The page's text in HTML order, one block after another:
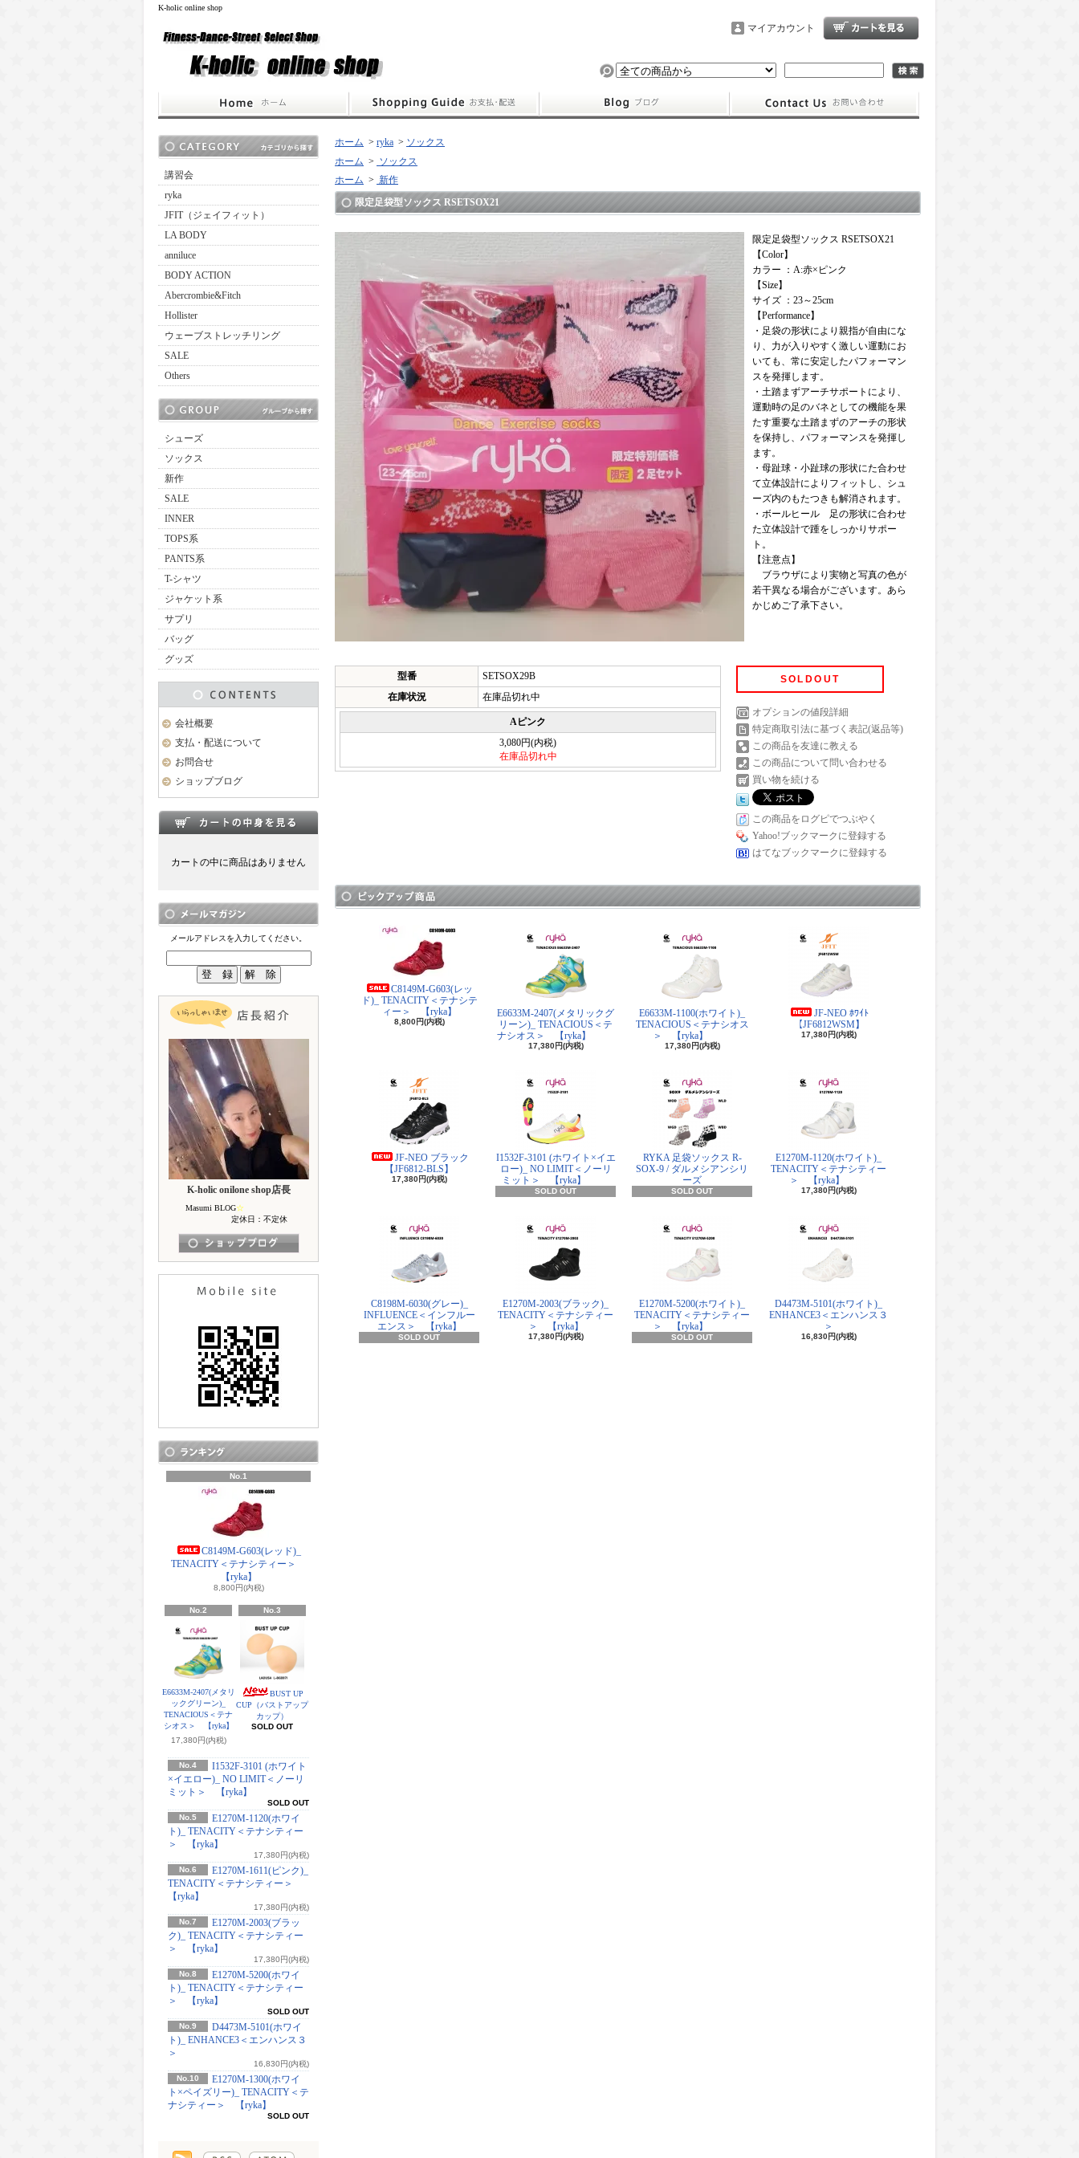
K-holic online shop
マイアカウント
講習会
ryka
JFIT（ジェイフィット）
LA BODY
anniluce
BODY ACTION
Abercrombie&Fitch
Hollister
ウェーブストレッチリング
SALE
Others
シューズ
ソックス
新作
SALE
INNER
TOPS系
PANTS系
T-シャツ
ジャケット系
サプリ
バッグ
グッズ
会社概要
支払・配送について
お問合せ
ショップブログ
カートの中に商品はありません
メールアドレスを入力してください。
K-holic onilone shop店長
Masumi BLOG☆
定休日：不定休
No.1
C8149M-G603(レッド)_
TENACITY＜テナシティー＞
【ryka】
8,800円(内税)
No.2
E6633M-2407(メタリ
ックグリーン)_
TENACIOUS＜テナ
シオス＞ 【ryka】
17,380円(内税)
No.3
BUST UP
CUP（バストアップ
カップ）
SOLD OUT
No.4
I1532F-3101 (ホワイト
×イエロー)_ NO LIMIT＜ノーリ
ミット＞ 【ryka】
SOLD OUT
No.5
E1270M-1120(ホワイ
ト)_ TENACITY＜テナシティー
＞ 【ryka】
17,380円(内税)
No.6
E1270M-1611(ピンク)_
TENACITY＜テナシティー＞
【ryka】
17,380円(内税)
No.7
E1270M-2003(ブラッ
ク)_ TENACITY＜テナシティー
＞ 【ryka】
17,380円(内税)
No.8
E1270M-5200(ホワイ
ト)_ TENACITY＜テナシティー
＞ 【ryka】
SOLD OUT
No.9
D4473M-5101(ホワイ
ト)_ ENHANCE3＜エンハンス３
＞
16,830円(内税)
No.10
E1270M-1300(ホワイ
ト×ペイズリー)_ TENACITY＜テ
ナシティー＞ 【ryka】
SOLD OUT
ホーム > ryka > ソックス
ホーム > ソックス
ホーム > 新作
限定足袋型ソックス RSETSOX21
限定足袋型ソックス RSETSOX21
【Color】
カラー ：A:赤×ピンク
【Size】
サイズ ：23～25cm
【Performance】
・足袋の形状により親指が自由にな
り、力が入りやすく激しい運動にお
いても、常に安定したパフォーマン
スを発揮します。
・土踏まずアーチサポートにより、
運動時の足のバネとしての機能を果
たす重要な土踏まずのアーチの形状
を保持し、パフォーマンスを発揮し
ます。
・母趾球・小趾球の形状にた合わせ
て立体設計によりフィットし、シュ
ーズ内のもたつきも解消されます。
・ボールヒール 足の形状に合わせ
た立体設計で踵をしっかりサポー
ト。
【注意点】
ブラウザにより実物と写真の色が
若干異なる場合がございます。あら
かじめご了承下さい。
型番
SETSOX29B
在庫状況
在庫品切れ中
Aピンク
3,080円(内税)
在庫品切れ中
SOLDOUT
オプションの値段詳細
特定商取引法に基づく表記(返品等)
この商品を友達に教える
この商品について問い合わせる
買い物を続ける
この商品をログピでつぶやく
Yahoo!ブックマークに登録する
はてなブックマークに登録する
C8149M-G603(レッ
ド)_ TENACITY＜テナシテ
ィー＞ 【ryka】
8,800円(内税)
E6633M-2407(メタリックグ
リーン)_ TENACIOUS＜テ
ナシオス＞ 【ryka】
17,380円(内税)
E6633M-1100(ホワイト)_
TENACIOUS＜テナシオス
＞ 【ryka】
17,380円(内税)
JF-NEO ﾎﾜｲﾄ
【JF6812WSM】
17,380円(内税)
JF-NEO ブラック
【JF6812-BLS】
17,380円(内税)
I1532F-3101 (ホワイト×イエ
ロー)_ NO LIMIT＜ノーリ
ミット＞ 【ryka】
SOLD OUT
RYKA 足袋ソックス R-
SOX-9 / ダルメシアンシリ
ーズ
SOLD OUT
E1270M-1120(ホワイト)_
TENACITY＜テナシティー
＞ 【ryka】
17,380円(内税)
C8198M-6030(グレー)_
INFLUENCE＜インフルー
エンス＞ 【ryka】
SOLD OUT
E1270M-2003(ブラック)_
TENACITY＜テナシティー
＞ 【ryka】
17,380円(内税)
E1270M-5200(ホワイト)_
TENACITY＜テナシティー
＞ 【ryka】
SOLD OUT
D4473M-5101(ホワイト)_
ENHANCE3＜エンハンス３
＞
16,830円(内税)